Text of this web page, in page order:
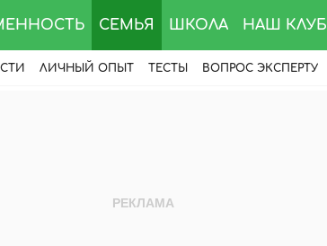
СЕМЬЯ ШКОЛА НАШ КЛУБ
ЛИЧНЫЙ ОПЫТ ТЕСТЫ ВОПРОС ЭКСПЕРТУ